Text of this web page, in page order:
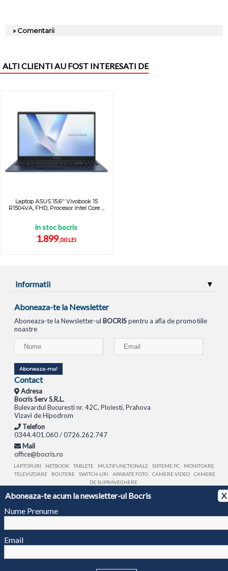
Aboneaza-te acum la newsletter-ul Bocris
X
Nume Prenume
Email
» Comentarii
ALTI CLIENTI AU FOST INTERESATI DE
Laptop ASUS 15.6'' Vivobook 15
R1504VA, FHD, Procesor Intel Core ...
in stoc bocris
1.899,00 LEI
Informatii
Aboneaza-te la Newsletter
Aboneaza-te la Newsletter-ul BOCRISpentru a afla de promotiile
noastre
Aboneaza-ma!
Contact
Adresa
Bocris Serv S.R.L.
Bulevardul Bucuresti nr. 42C, Ploiesti, Prahova
Vizavi de Hipodrom
Telefon
0344.401.060 / 0726.262.747
Mail
office@bocris.ro
LAPTOPURI NETBOOK TABLETE MULTIFUNCTIONALE SISTEME PC
MONITOARE
TELEVIZOARE
ROUTERE SWITCH-URI APARATE FOTO CAMERE VIDEO
CAMERE
DE SUPRAVEGHERE